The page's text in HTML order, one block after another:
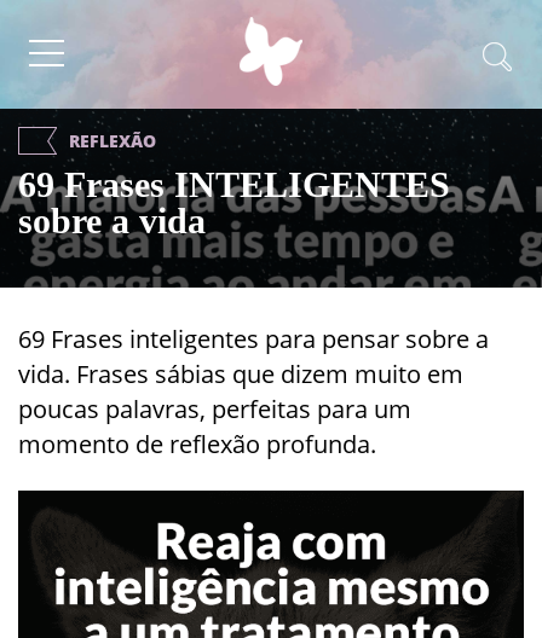
REFLEXÃO
69 Frases INTELIGENTES
sobre a vida
69 Frases inteligentes para pensar sobre a
vida. Frases sábias que dizem muito em
poucas palavras, perfeitas para um
momento de reflexão profunda.